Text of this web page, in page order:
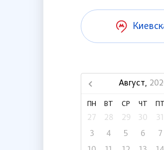
Август,
ПН ВТ СР ЧТ ПТ
27 28 29 30 31
3
4 5 6 7